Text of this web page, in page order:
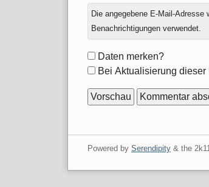
Antwort
zu
Die angegebene E-Mail-
Benachrichtigungen verwendet.
Formular-
Optionen
Daten merken?
Bei Aktualisierung
Powered by Serendipity& the 2k11